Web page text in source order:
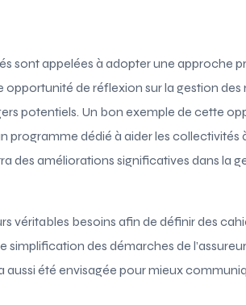
sont appelées à adopter une approche
de réflexion sur la gestion des
potentiels. Un bon exemple de cette
programme dédié à aider les collectivités
des améliorations significatives dans la
véritables besoins afin de définir des
simplification des démarches de
été envisagée pour mieux